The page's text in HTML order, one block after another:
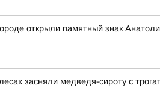
открыли памятный знак
засняли медведя-сироту с